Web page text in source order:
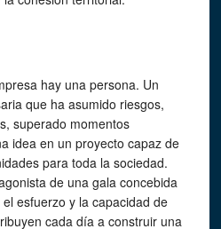
hay una persona. Un
que ha asumido riesgos,
superado momentos
idea en un proyecto capaz de
para toda la sociedad.
de una gala concebida
esfuerzo y la capacidad de
cada día a construir una